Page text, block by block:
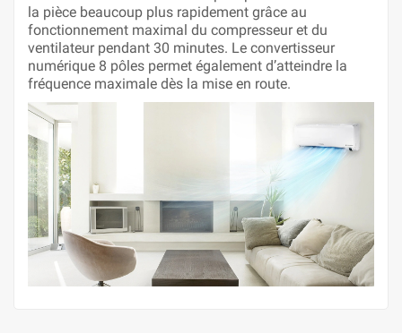
la pièce beaucoup plus rapidement grâce au
fonctionnement maximal du compresseur et du
ventilateur pendant 30 minutes. Le convertisseur
numérique 8 pôles permet également d’atteindre la
fréquence maximale dès la mise en route.